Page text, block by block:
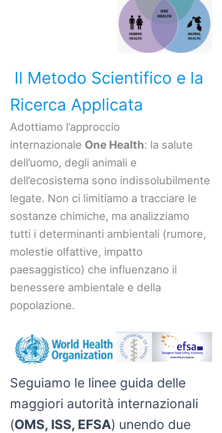
Il Metodo Scientifico e la
Ricerca Applicata
Adottiamo l’approccio
internazionale One Health: la salute
dell’uomo, degli animali e
dell’ecosistema sono indissolubilmente
legate. Non ci limitiamo a tracciare le
sostanze chimiche, ma analizziamo
tutti i determinanti ambientali (rumore,
molestie olfattive, impatto
paesaggistico) che influenzano il
benessere ambientale e della
popolazione.
Seguiamo le linee guida delle
maggiori autorità internazionali
(OMS, ISS, EFSA) unendo due